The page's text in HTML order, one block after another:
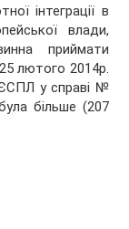
інтеграції в
влади,
приймати
лютого 2014р.
у справі №
більше (207